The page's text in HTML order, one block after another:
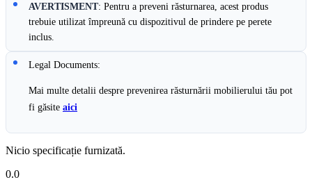
AVERTISMENT: Pentru a preveni răsturnarea, acest produs
trebuie utilizat împreună cu dispozitivul de prindere pe perete
inclus.
Legal Documents:
Mai multe detalii despre prevenirea răsturnării mobilierului tău pot
fi găsite aici
Nicio specificație furnizată.
0.0